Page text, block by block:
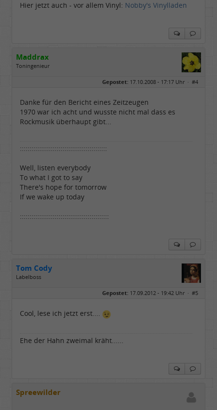
Hier jetzt auch - vor allem Vinyl: Nobby's Vinylladen
Maddrax
Toningenieur
Gepostet: 17.10.2008 - 17:17 Uhr · #4
Danke für den Bericht eines Zeitzeugen
1970 war ich acht und wusste nicht mal dass es
Rockmusik überhaupt gibt...
:::::::::::::::::::::::::::::::::::::::::::::
Well, listen everybody
To what I got to say
There's hope for tomorrow
If we wake up today
::::::::::::::::::::::::::::::::::::::::::::::
Tom Cody
Labelboss
Dabei seit:
11 / 2006
Gepostet: 17.09.2012 - 19:42 Uhr · #5
Cool, lese ich jetzt erst....
Ehe der Hahn zweimal kräht......
Spreewilder